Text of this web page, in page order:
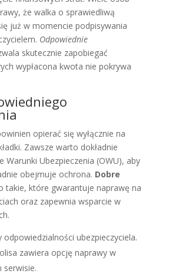
że walka o sprawiedliwą
już w momencie podpisywania
Odpowiednie
skutecznie zapobiegać
wypłacona kwota nie pokrywa
opierać się wyłącznie na
Zawsze warto dokładnie
Warunki Ubezpieczenia (OWU), aby
obejmuje ochrona. Dobre
takie, które gwarantuje naprawę na
oraz zapewnia wsparcie w
odpowiedzialności ubezpieczyciela.
zawiera opcję naprawy w
serwisie.